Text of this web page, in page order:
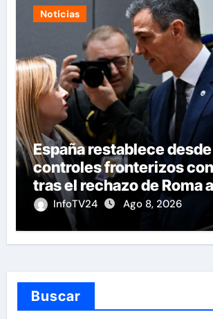
Noticias
España restablece
controles fronterizos
tras el rechazo de Roma
las restricciones
InfoTV24 Ago 8, 2026
Buscar